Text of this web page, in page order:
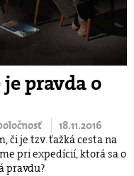
pravda o
18.11.2016
či je tzv. ťažká cesta na
pri expedícií, ktorá sa o
pravdu?